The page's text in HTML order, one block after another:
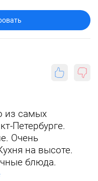
из самых
Петербурге.
Очень
на высоте.
блюда.